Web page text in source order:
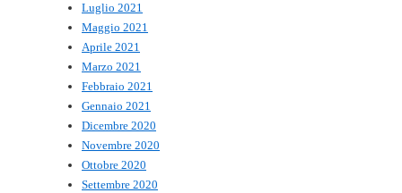
Luglio 2021
Maggio 2021
Aprile 2021
Marzo 2021
Febbraio 2021
Gennaio 2021
Dicembre 2020
Novembre 2020
Ottobre 2020
Settembre 2020